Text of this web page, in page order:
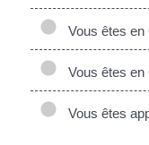
Vous êtes
Vous êtes
Vous êtes